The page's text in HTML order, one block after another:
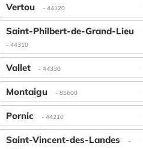
Vertou - 44120
Saint-Philbert-de-Grand-Lieu
- 44310
Vallet - 44330
Montaigu - 85600
Pornic - 44210
Saint-Vincent-des-Landes
-